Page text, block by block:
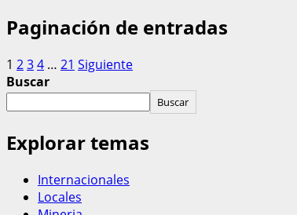
Paginación de entradas
1 234 … 21 Siguiente
Buscar
Buscar
Explorar temas
Internacionales
Locales